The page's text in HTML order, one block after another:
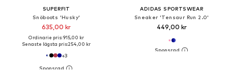
SUPERFIT
Snöboots 'Husky'
635,00 kr
Ordinarie pris: 915,00 kr
Senaste lägsta pris:254,00 kr
+3
ADIDAS SPORTSWEAR
Sneaker 'Tensaur Run 2.0'
449,00 kr